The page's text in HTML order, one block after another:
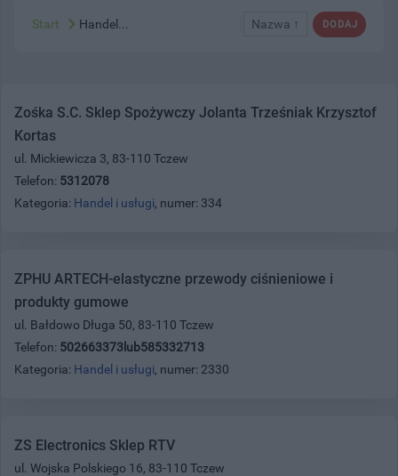
DODAJ
Nazwa ↑
Start Handel...
Zośka S.C. Sklep Spożywczy Jolanta Trześniak Krzysztof
Kortas
ul. Mickiewicza 3, 83-110 Tczew
Telefon: 5312078
Kategoria: Handel i usługi, numer: 334
ZPHU ARTECH-elastyczne przewody ciśnieniowe i
produkty gumowe
ul. Bałdowo Długa 50, 83-110 Tczew
Telefon: 502663373lub585332713
Kategoria: Handel i usługi, numer: 2330
ZS Electronics Sklep RTV
ul. Wojska Polskiego 16, 83-110 Tczew